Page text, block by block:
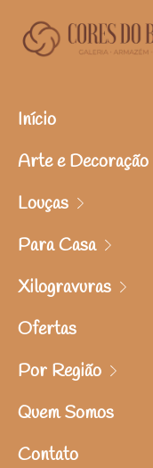
Início
Arte e Decoração
Louças
Para Casa
Xilogravuras
Ofertas
Por Região
Quem Somos
Contato